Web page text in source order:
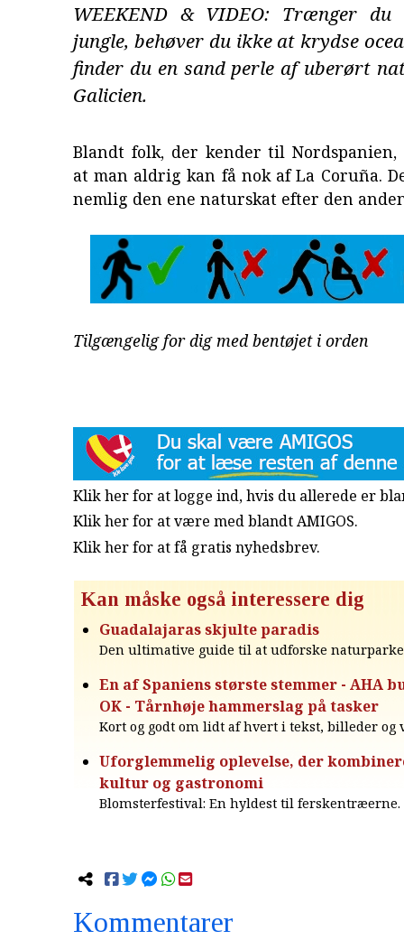
WEEKEND & VIDEO: Trænger
jungle, behøver du ikke at krydse
finder du en sand perle af uberørt
Galicien.
Blandt folk, der kender til
at man aldrig kan få nok af La Coruña.
nemlig den ene naturskat efter den
Tilgængelig for dig med bentøjet i orden
Klik her for at logge ind, hvis du allerede er
Klik her for at være med blandt AMIGOS.
Klik her for at få gratis nyhedsbrev.
Kan måske også interessere dig
Guadalajaras skjulte paradis
Den ultimative guide til at udforske
En af Spaniens største stemmer - AHA
OK - Tårnhøje hammerslag på tasker
Kort og godt om lidt af hvert i tekst, billeder og
Uforglemmelig oplevelse, der
kultur og gastronomi
Blomsterfestival: En hyldest til ferskentræerne.
Kommentarer